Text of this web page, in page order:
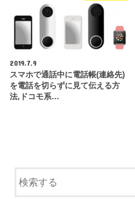
2019.7.9
スマホで通話中に電話帳(連絡先)
を電話を切らずに見て伝える方
法,ドコモ系…